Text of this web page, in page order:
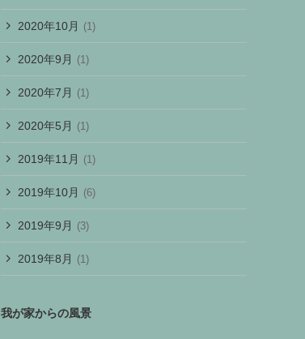
2020年10月 (1)
2020年9月 (1)
2020年7月 (1)
2020年5月 (1)
2019年11月 (1)
2019年10月 (6)
2019年9月 (3)
2019年8月 (1)
我が家からの風景